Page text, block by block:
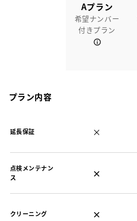
Aプラン
希望ナンバー
付きプラン
プラン内容
延長保証 ×
点検メンテナン
ス
×
クリーニング ×